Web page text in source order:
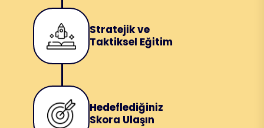
Stratejik ve
Taktiksel Eğitim
Hedeflediğiniz
Skora Ulaşın